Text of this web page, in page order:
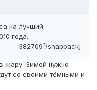
на лучший
года.
382709[/snapback]
жару. Зимой нужно
со своими тёмными и